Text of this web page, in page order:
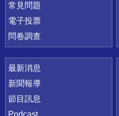
常見問題
電子投票
問卷調查
最新消息
新聞報導
節目訊息
Podcast